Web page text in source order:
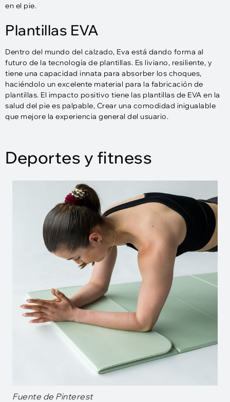
en el pie.
Plantillas EVA
Dentro del mundo del calzado, Eva está dando forma al
futuro de la tecnología de plantillas. Es liviano, resiliente, y
tiene una capacidad innata para absorber los choques,
haciéndolo un excelente material para la fabricación de
plantillas. El impacto positivo tiene las plantillas de EVA en la
salud del pie es palpable, Crear una comodidad inigualable
que mejore la experiencia general del usuario.
Deportes y fitness
Fuente de Pinterest